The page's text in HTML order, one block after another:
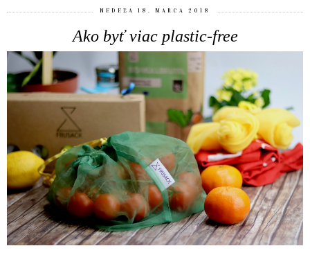
NEDEĽA 18. MARCA 2018
Ako byť viac plastic-free